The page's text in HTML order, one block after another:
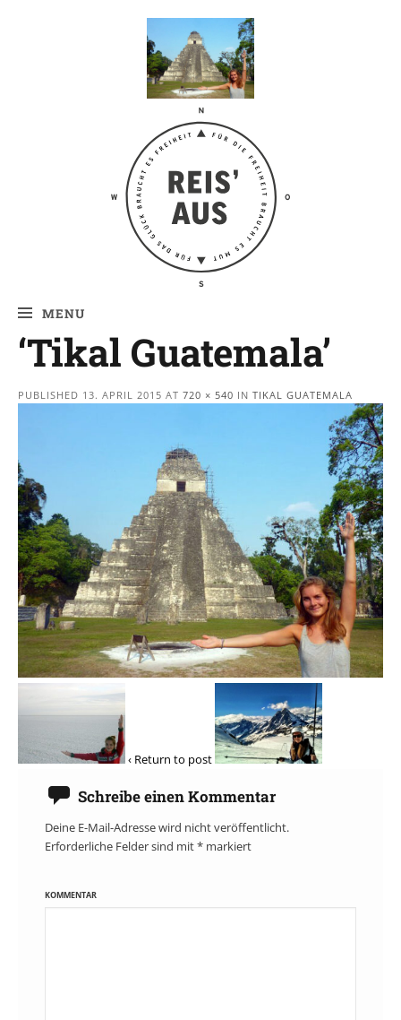
Reis' aus –
Reiseblog
MENU
‘Tikal Guatemala’
PUBLISHED 13. APRIL 2015 AT 720 × 540 IN TIKAL GUATEMALA
‹ Return to post
Schreibe einen Kommentar
Deine E-Mail-Adresse wird nicht veröffentlicht.
Erforderliche Felder sind mit* markiert
KOMMENTAR